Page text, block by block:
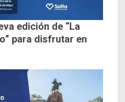
edición de “La
para disfrutar en